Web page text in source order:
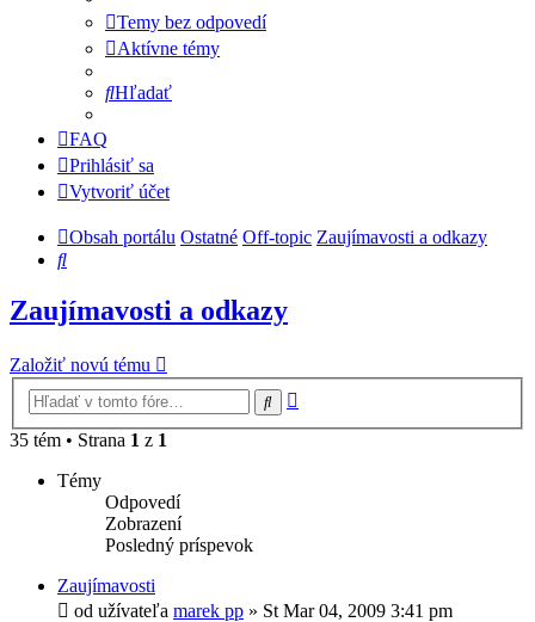
Temy bez odpovedí
Aktívne témy
Hľadať
FAQ
Prihlásiť sa
Vytvoriť účet
Obsah portálu Ostatné Off-topic Zaujímavosti a odkazy
Hľadať
Zaujímavosti a odkazy
Založiť novú tému
Hľadať
35 tém • Strana 1 z 1
Témy
Odpovedí
Zobrazení
Posledný príspevok
Zaujímavosti
od užívateľa marek pp » St Mar 04, 2009 3:41 pm